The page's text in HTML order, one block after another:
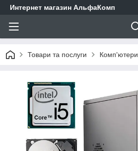
Интернет магазин АльфаКомп
Товари та послуги Комп'ютери